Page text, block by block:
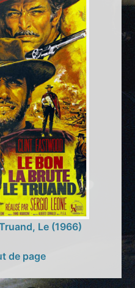
Le (1966)
de page